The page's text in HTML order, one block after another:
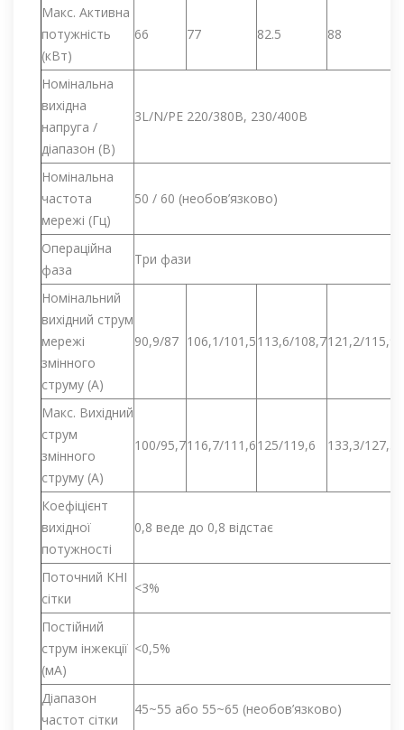
Макс. Активна
потужність
(кВт)
66 77 82.5 88
Номінальна
вихідна
напруга /
діапазон (В)
3L/N/PE 220/380В, 230/400В
Номінальна
частота
мережі (Гц)
50 / 60 (необов’язково)
Операційна
фаза
Три фази
Номінальний
вихідний струм
мережі
змінного
струму (A)
90,9/87 106,1/101,5113,6/108,7121,2/115,9
Макс. Вихідний
струм
змінного
струму (A)
100/95,7116,7/111,6125/119,6 133,3/127,5
Коефіцієнт
вихідної
потужності
0,8 веде до 0,8 відстає
Поточний КНІ
сітки
<3%
Постійний
струм інжекції
(мА)
<0,5%
Діапазон
частот сітки
45~55 або 55~65 (необов’язково)